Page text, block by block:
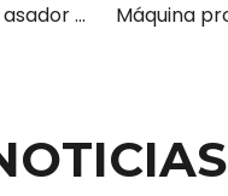
Horno de asador eléctrico general: el mejor horno de asador para comidas perfectamente cocinadas